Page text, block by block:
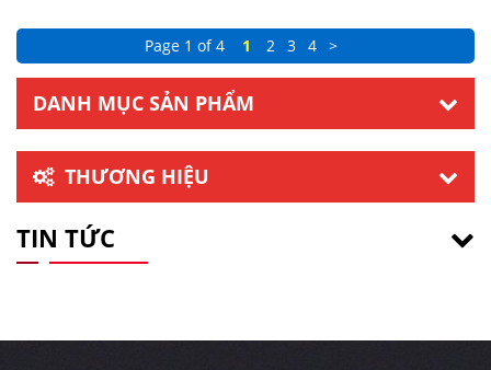
Page 1 of 4 1 2 3 4 >
DANH MỤC SẢN PHẨM
THƯƠNG HIỆU
TIN TỨC